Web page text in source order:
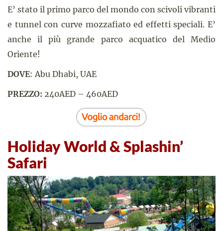
E’ stato il primo parco del mondo con scivoli vibranti
e tunnel con curve mozzafiato ed effetti speciali. E’
anche il più grande parco acquatico del Medio
Oriente!
DOVE: Abu Dhabi, UAE
PREZZO: 240AED – 460AED
Holiday World & Splashin’
Safari